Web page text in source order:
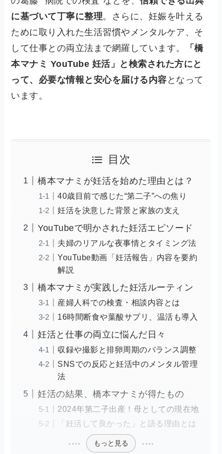
に基づいて丁寧に整理。さらに、妊娠を叶える
ために取り入れた生活習慣やメンタルケア、そ
して仕事との両立法まで網羅しています。
「橋
本マナミ YouTube 妊活」と検索された方にと
って、必要な情報と安心を届ける内容 となって
います。
目次
橋本マナミが妊活を始めた理由とは？
40歳目前で感じた“第二子”への焦り
妊活を決意した背景と家族の支え
YouTubeで明かされた妊活エピソード
夫婦のリアルな夜事情とタイミング法
YouTube動画「妊活報告」内容を要約
解説
橋本マナミが実践した妊活ルーティン
産婦人科での検査・相談内容とは
16時間断食や葉酸サプリ、温活も導入
妊活と仕事の両立に悩んだ日々
収録や撮影と排卵周期のバランス調整
SNSでの反応と妊活中のメンタル管理
法
妊活の結果、橋本マナミが得たもの
2024年第二子出産！母としての現在地
「妊活して良かった」と語る理由とは
もっと見る